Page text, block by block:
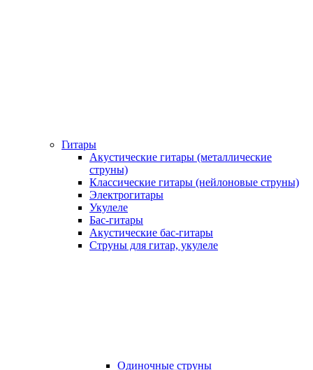
Гитары
Акустические гитары (металлические
струны)
Классические гитары (нейлоновые струны)
Электрогитары
Укулеле
Бас-гитары
Акустические бас-гитары
Струны для гитар, укулеле
Одиночные струны